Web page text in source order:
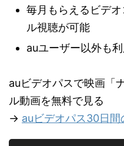
毎月もらえるビデ
ル視聴が可能
auユーザー以外も
auビデオパスで映画「
ル動画を無料で見る
→ auビデオパス30日間